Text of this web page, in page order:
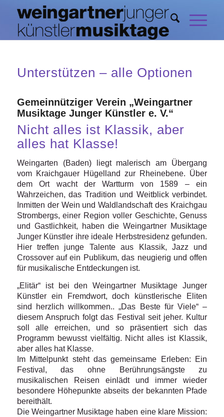
Unterstützen – alle Optionen
Gemeinnütziger Verein „Weingartner
Musiktage Junger Künstler e. V.“
Nicht alles ist Klassik, aber
alles hat Klasse!
Weingarten (Baden) liegt malerisch am Übergang
vom Kraichgauer Hügelland zur Rheinebene. Über
dem Ort wacht der Wartturm von 1589 – ein
Wahrzeichen, das Tradition und Weitblick verbindet.
Inmitten der Wein und Waldlandschaft des Kraichgau
Strombergs, einer Region voller Geschichte, Genuss
und Gastlichkeit, haben die Weingartner Musiktage
Junger Künstler ihre ideale Herbstresidenz gefunden.
Hier treffen junge Talente aus Klassik, Jazz und
Crossover auf ein Publikum, das neugierig und offen
für musikalische Entdeckungen ist.
„Elitär“ ist bei den Weingartner Musiktage Junger
Künstler ein Fremdwort, doch künstlerische Eliten
sind herzlich willkommen.. „Das Beste für Viele“ –
diesem Anspruch folgt das Festival seit jeher. Kultur
soll alle erreichen, und so präsentiert sich das
Programm bewusst vielfältig. Nicht alles ist Klassik,
aber alles hat Klasse.
Im Mittelpunkt steht das gemeinsame Erleben: Ein
Festival, das ohne Berührungsängste zu
musikalischen Reisen einlädt und immer wieder
besondere Höhepunkte abseits der bekannten Pfade
bereithält.
Die Weingartner Musiktage haben eine klare Mission: